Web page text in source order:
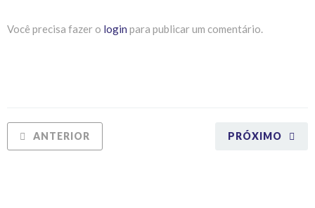
Você precisa fazer o login para publicar um comentário.
PRÓXIMO
ANTERIOR